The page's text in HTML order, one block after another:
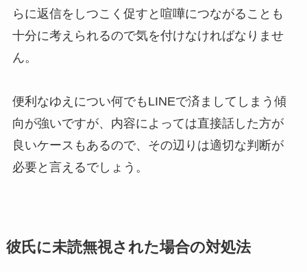
らに返信をしつこく促すと喧嘩につながることも
十分に考えられるので気を付けなければなりませ
ん。
便利なゆえについ何でもLINEで済ましてしまう傾
向が強いですが、内容によっては直接話した方が
良いケースもあるので、その辺りは適切な判断が
必要と言えるでしょう。
彼氏に未読無視された場合の対処法